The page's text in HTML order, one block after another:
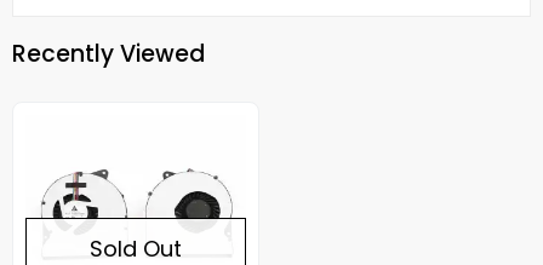
Recently Viewed
Sold Out